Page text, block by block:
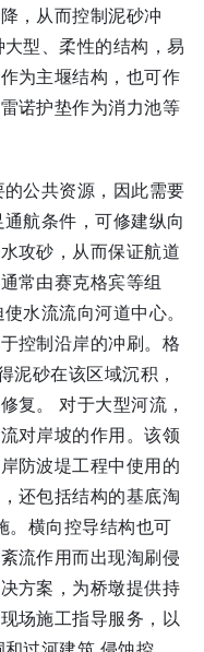
，从而控制泥砂冲
型、柔性的结构，易
为主堰结构，也可作
诺护垫作为消力池等
公共资源，因此需要
航条件，可修建纵向
攻砂，从而保证航道
常由赛克格宾等组
水流流向河道中心。
控制沿岸的冲刷。格
泥砂在该区域沉积，
复。 对于大型河流，
对岸坡的作用。该领
防波堤工程中使用的
还包括结构的基底淘
。横向控导结构也可
流作用而出现淘刷侵
方案，为桥墩提供持
场施工指导服务，以